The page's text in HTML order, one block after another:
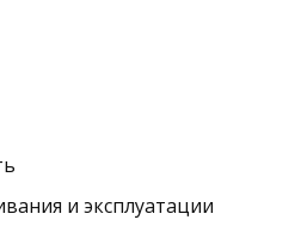
и эксплуатации